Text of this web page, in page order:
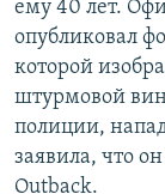
ему 40 лет.
опубликовал
которой
штурмовой
полиции,
заявила, что
Outback.